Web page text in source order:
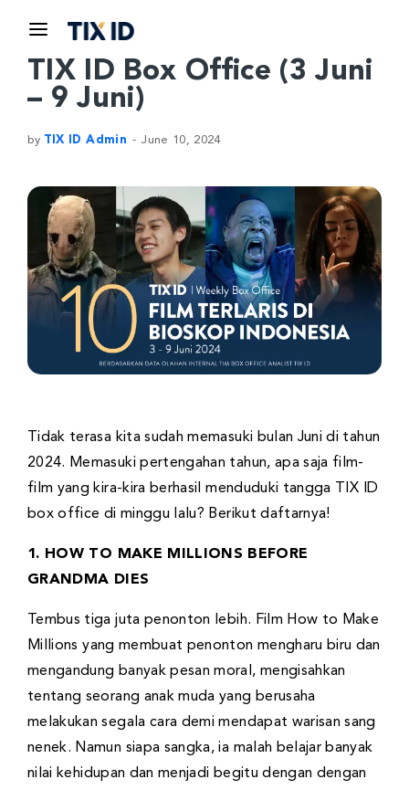
TIX ID Box Office (3 Juni
– 9 Juni)
by TIX ID Admin June 10, 2024
Tidak terasa kita sudah memasuki bulan Juni di tahun
2024. Memasuki pertengahan tahun, apa saja film-
film yang kira-kira berhasil menduduki tangga TIX ID
box office di minggu lalu? Berikut daftarnya!
1. HOW TO MAKE MILLIONS BEFORE
GRANDMA DIES
Tembus tiga juta penonton lebih. Film How to Make
Millions yang membuat penonton mengharu biru dan
mengandung banyak pesan moral, mengisahkan
tentang seorang anak muda yang berusaha
melakukan segala cara demi mendapat warisan sang
nenek. Namun siapa sangka, ia malah belajar banyak
nilai kehidupan dan menjadi begitu dengan dengan